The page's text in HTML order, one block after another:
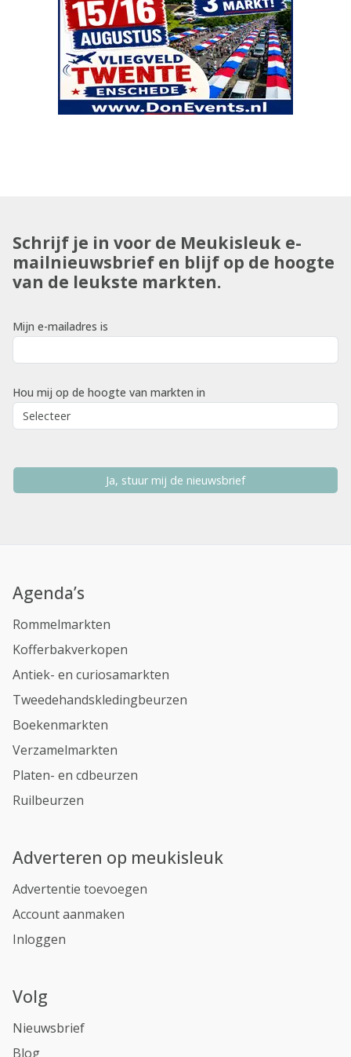
Schrijf je in voor de Meukisleuk e-
mailnieuwsbrief en blijf op de hoogte
van de leukste markten.
Mijn e-mailadres is
Hou mij op de hoogte van markten in
Ja, stuur mij de nieuwsbrief
Agenda’s
Rommelmarkten
Kofferbakverkopen
Antiek- en curiosamarkten
Tweedehandskledingbeurzen
Boekenmarkten
Verzamelmarkten
Platen- en cdbeurzen
Ruilbeurzen
Adverteren op meukisleuk
Advertentie toevoegen
Account aanmaken
Inloggen
Volg
Nieuwsbrief
Blog